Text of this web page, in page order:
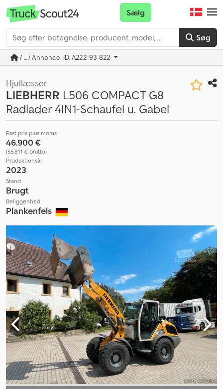
Søg
Sælg
/ ... / Annonce-ID: A222-93-822
Hjullæsser
LIEBHERR L506 COMPACT G8
Radlader 4IN1-Schaufel u. Gabel
Fast pris plus moms
46.900 €
(55.811 € brutto)
Produktionsår
2023
Stand
Brugt
Beliggenhed
Plankenfels